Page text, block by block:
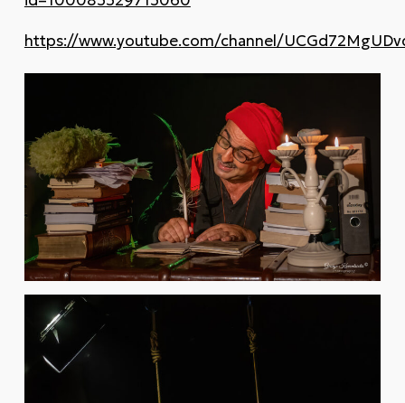
https://www.youtube.com/channel/